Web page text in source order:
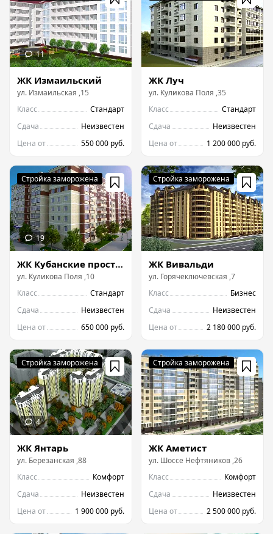
ЖК Измаильский
ул. Измаильская ,15
Класс
Стандарт
Сдача
Неизвестен
Цена от
550 000 руб.
ЖК Луч
ул. Куликова Поля ,35
Класс
Стандарт
Сдача
Неизвестен
Цена от
1 200 000 руб.
ЖК Кубанские просторы
ул. Куликова Поля ,10
Класс
Стандарт
Сдача
Неизвестен
Цена от
650 000 руб.
ЖК Вивальди
ул. Горячеключевская ,7
Класс
Бизнес
Сдача
Неизвестен
Цена от
2 180 000 руб.
ЖК Янтарь
ул. Березанская ,88
Класс
Комфорт
Сдача
Неизвестен
Цена от
1 900 000 руб.
ЖК Аметист
ул. Шоссе Нефтяников ,26
Класс
Комфорт
Сдача
Неизвестен
Цена от
2 500 000 руб.